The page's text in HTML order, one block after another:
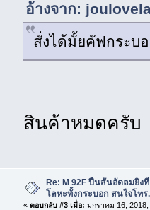
อ้างจาก:
สั่งได้มั้ยคัฟกระบ
สินค้าหมดครับ
Re: M 92F ปืนสั้นอัดลมยิง
โลหะทั้งกระบอก สนใจโทร
« ตอบกลับ #3 เมื่อ: มกราคม 16, 2018,